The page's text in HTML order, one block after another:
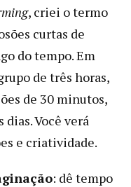
, criei o termo
curtas de
do tempo. Em
de três horas,
de 30 minutos,
Você verá
e criatividade.
: dê tempo